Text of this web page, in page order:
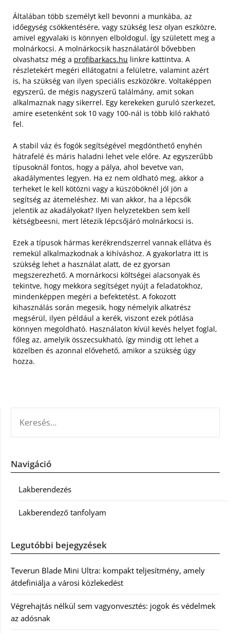
Általában több személyt kell bevonni a munkába, az
időegység csökkentésére, vagy szükség lesz olyan eszközre,
amivel egyvalaki is könnyen elboldogul. Így született meg a
molnárkocsi. A molnárkocsik használatáról bővebben
olvashatsz még a profibarkacs.hu linkre kattintva. A
részletekért megéri ellátogatni a felületre, valamint azért
is, ha szükség van ilyen speciális eszközökre. Voltaképpen
egyszerű, de mégis nagyszerű találmány, amit sokan
alkalmaznak nagy sikerrel. Egy kerekeken guruló szerkezet,
amire esetenként sok 10 vagy 100-nál is több kiló rakható
fel.
A stabil váz és fogók segítségével megdönthető enyhén
hátrafelé és máris haladni lehet vele előre. Az egyszerűbb
típusoknál fontos, hogy a pálya, ahol bevetve van,
akadálymentes legyen. Ha ez nem oldható meg, akkor a
terheket le kell kötözni vagy a küszöböknél jól jön a
segítség az átemeléshez. Mi van akkor, ha a lépcsők
jelentik az akadályokat? Ilyen helyzetekben sem kell
kétségbeesni, mert létezik lépcsőjáró molnárkocsi is.
Ezek a típusok hármas kerékrendszerrel vannak ellátva és
remekül alkalmazkodnak a kihíváshoz. A gyakorlatra itt is
szükség lehet a használat alatt, de ez gyorsan
megszerezhető. A mornárkocsi költségei alacsonyak és
tekintve, hogy mekkora segítséget nyújt a feladatokhoz,
mindenképpen megéri a befektetést. A fokozott
kihasználás során megesik, hogy némelyik alkatrész
megsérül, ilyen például a kerék, viszont ezek pótlása
könnyen megoldható. Használaton kívül kevés helyet foglal,
főleg az, amelyik összecsukható, így mindig ott lehet a
közelben és azonnal elővehető, amikor a szükség úgy
hozza.
Navigáció
Lakberendezés
Lakberendező tanfolyam
Legutóbbi bejegyzések
Teverun Blade Mini Ultra: kompakt teljesítmény, amely
átdefiniálja a városi közlekedést
Végrehajtás nélkül sem vagyonvesztés: jogok és védelmek
az adósnak